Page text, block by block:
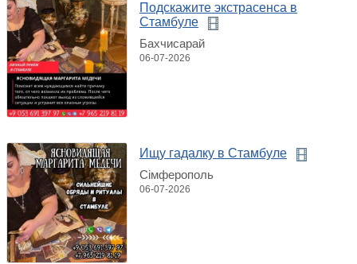
Подскажите экстрасенса в
Стамбуле
Бахчисарай
06-07-2026
Ищу гадалку в Стамбуле
Сімферополь
06-07-2026